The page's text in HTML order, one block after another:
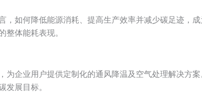
如何降低能源消耗、提高生产效率并减少碳足迹，
体能耗表现。
为企业用户提供定制化的通风降温及空气处理解决方
展目标。